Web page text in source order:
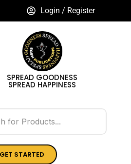
Login / Register
SPREAD GOODNESS
SPREAD HAPPINESS
GET STARTED